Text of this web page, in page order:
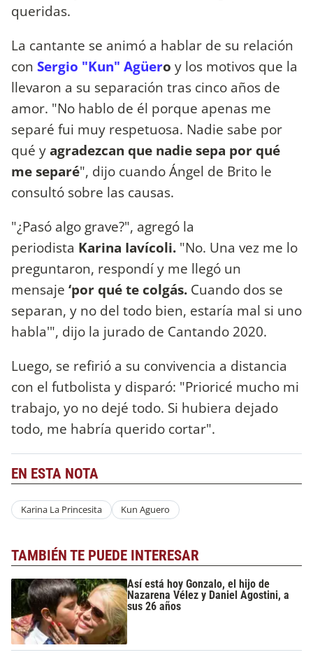
queridas.
La cantante se animó a hablar de su relación
con Sergio "Kun" Agüero y los motivos que la
llevaron a su separación tras cinco años de
amor. "No hablo de él porque apenas me
separé fui muy respetuosa. Nadie sabe por
qué yagradezcan que nadie sepa por qué
me separé", dijo cuando Ángel de Brito le
consultó sobre las causas.
"¿Pasó algo grave?", agregó la
periodista Karina Iavícoli. "No. Una vez me lo
preguntaron, respondí y me llegó un
mensaje ‘por qué te colgás. Cuando dos se
separan, y no del todo bien, estaría mal si uno
habla'", dijo la jurado de Cantando 2020.
Luego, se refirió a su convivencia a distancia
con el futbolista y disparó: "Prioricé mucho mi
trabajo, yo no dejé todo. Si hubiera dejado
todo, me habría querido cortar".
EN ESTA NOTA
Karina La Princesita Kun Aguero
TAMBIÉN TE PUEDE INTERESAR
Así está hoy Gonzalo, el hijo de
Nazarena Vélez y Daniel Agostini, a
sus 26 años